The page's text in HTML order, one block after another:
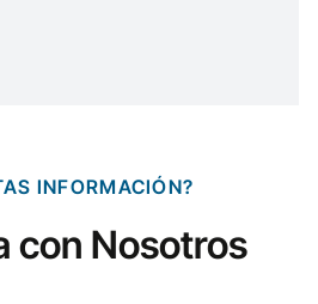
INFORMACIÓN?
con Nosotros